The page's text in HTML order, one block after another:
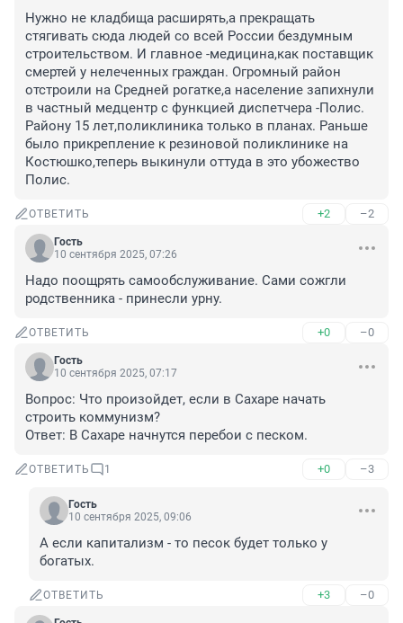
Нужно не кладбища расширять,а прекращать
стягивать сюда людей со всей России бездумным
строительством. И главное -медицина,как поставщик
смертей у нелеченных граждан. Огромный район
отстроили на Средней рогатке,а население запихнули
в частный медцентр с функцией диспетчера -Полис.
Району 15 лет,поликлиника только в планах. Раньше
было прикрепление к резиновой поликлинике на
Костюшко,теперь выкинули оттуда в это убожество
Полис.
ОТВЕТИТЬ +2 –2
Гость
10 сентября 2025, 07:26
Надо поощрять самообслуживание. Сами сожгли
родственника - принесли урну.
ОТВЕТИТЬ +0 –0
Гость
10 сентября 2025, 07:17
Вопрос: Что произойдет, если в Сахаре начать
строить коммунизм?
Ответ: В Сахаре начнутся перебои с песком.
ОТВЕТИТЬ 1 +0 –3
Гость
10 сентября 2025, 09:06
А если капитализм - то песок будет только у
богатых.
ОТВЕТИТЬ +3 –0